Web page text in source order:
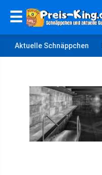
☰
Aktuelle Schnäppchen